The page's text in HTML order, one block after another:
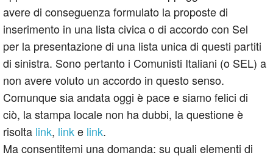
avere di conseguenza formulato la proposte di
inserimento in una lista civica o di accordo con Sel
per la presentazione di una lista unica di questi partiti
di sinistra. Sono pertanto i Comunisti Italiani (o SEL) a
non avere voluto un accordo in questo senso.
Comunque sia andata oggi è pace e siamo felici di
ciò, la stampa locale non ha dubbi, la questione è
risolta link, linke link.
Ma consentitemi una domanda: su quali elementi di